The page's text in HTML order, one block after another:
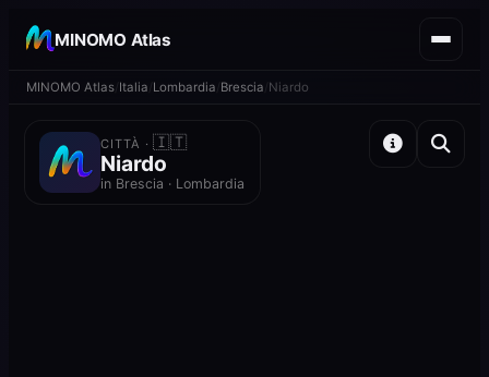
MINOMO Atlas
MINOMO Atlas Italia Lombardia Brescia Niardo
CITTÀ ·🇮🇹
Niardo
in Brescia · Lombardia